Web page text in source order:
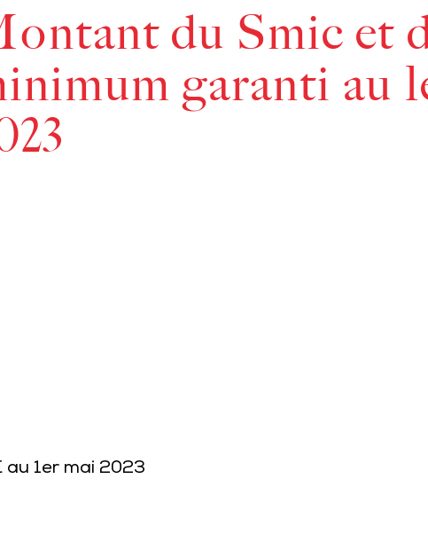
du Smic et
garanti au
1er mai 2023